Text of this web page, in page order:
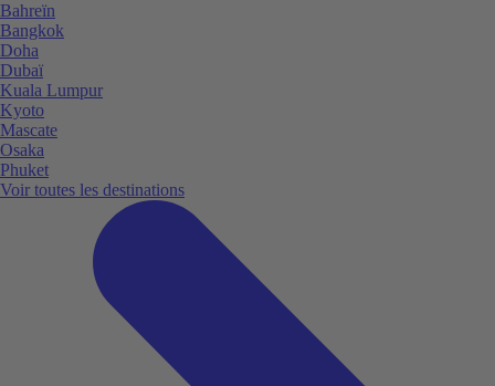
Bahreïn
Bangkok
Doha
Dubaï
Kuala Lumpur
Kyoto
Mascate
Osaka
Phuket
Voir toutes les destinations